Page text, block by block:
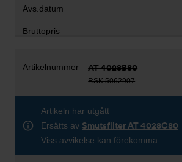
AT 4028B80
RSK 5062907
Artikeln har utgått
Ersätts av Smutsfilter AT 4028C80
Viss avvikelse kan förekomma